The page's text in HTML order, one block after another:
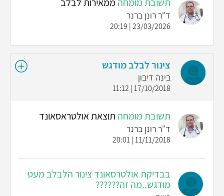
ד"ר רונן ברנר
23/03/2026 | 20:19
צינור לבלב מודגש
בינה דיבון
17/10/2018 | 11:12
תשובת מומחה תוצאת אולטראסאונד
ד"ר רונן ברנר
11/11/2018 | 20:01
בבדיקת אולטרסאונד צינור הלבלב מעט
מודגש..מה זה??????